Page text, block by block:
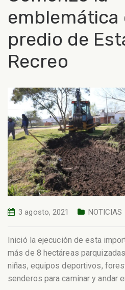
emblemática
predio de
Recreo
3 agosto, 2021 NOTICIAS
Inició la ejecución de esta
más de 8 hectáreas
niñas, equipos deportivos,
senderos para caminar y andar